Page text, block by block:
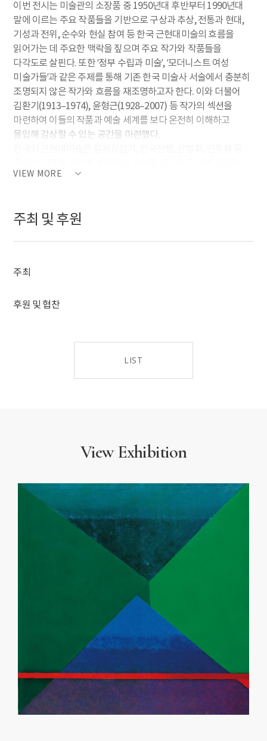
이번 전시는 미술관의 소장품 중 1950년대 후반부터 1990년대
말에 이르는 주요 작품들을 기반으로 구상과 추상, 전통과 현대,
기성과 전위, 순수와 현실 참여 등 한국 근현대미술의 흐름을
읽어가는 데 주요한 맥락을 짚으며 주요 작가와 작품들을
다각도로 살핀다. 또한 ‘정부 수립과 미술’, ‘모더니스트 여성
미술가들’과 같은 주제를 통해 기존 한국 미술사 서술에서 충분히
조명되지 않은 작가와 흐름을 재조명하고자 한다. 이와 더불어
김환기(1913–1974), 윤형근(1928–2007) 등 작가의 섹션을
마련하여 이들의 작품과 예술 세계를 보다 온전히 이해하고
몰입해 감상할 수 있는 공간을 마련했다.
작가들의 실천을 통해 형성되어 왔다. 전시는 이러한 역사적 맥락
이어지는 연속선 위에서 한국 미술의 흐름과 가능성을 탐색하는
VIEW MORE
주최 및 후원
주최
후원 및 협찬
LIST
View Exhibition